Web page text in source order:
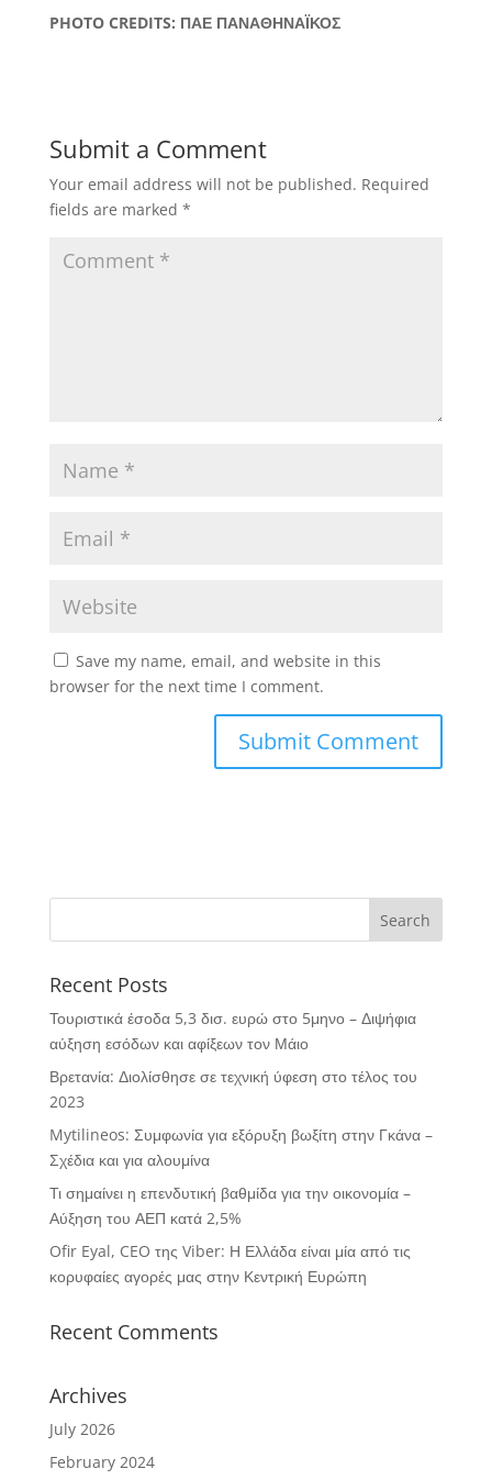
PHOTO CREDITS: ΠΑΕ ΠΑΝΑΘΗΝΑΪΚΟΣ
Submit a Comment
Your email address will not be published. Required
fields are marked *
Save my name, email, and website in this
browser for the next time I comment.
Recent Posts
Τουριστικά έσοδα 5,3 δισ. ευρώ στο 5μηνο – Διψήφια
αύξηση εσόδων και αφίξεων τον Μάιο
Βρετανία: Διολίσθησε σε τεχνική ύφεση στο τέλος του
2023
Mytilineos: Συμφωνία για εξόρυξη βωξίτη στην Γκάνα –
Σχέδια και για αλουμίνα
Τι σημαίνει η επενδυτική βαθμίδα για την οικονομία –
Αύξηση του ΑΕΠ κατά 2,5%
Ofir Eyal, CEO της Viber: Η Ελλάδα είναι μία από τις
κορυφαίες αγορές μας στην Κεντρική Ευρώπη
Recent Comments
Archives
July 2026
February 2024